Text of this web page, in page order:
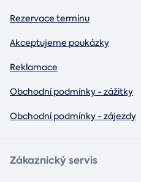
Rezervace termínu
Akceptujeme poukázky
Reklamace
Obchodní podmínky - zážitky
Obchodní podmínky - zájezdy
Zákaznický servis